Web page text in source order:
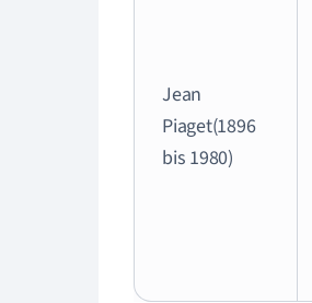
Jean
Piaget(1896
bis 1980)